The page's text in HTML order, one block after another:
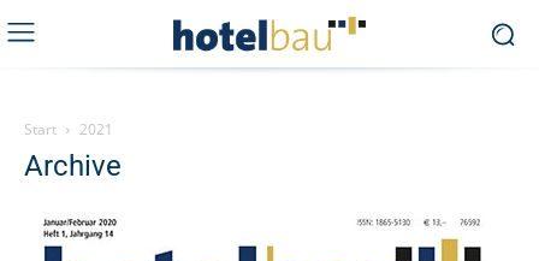
Start 2021
Archive